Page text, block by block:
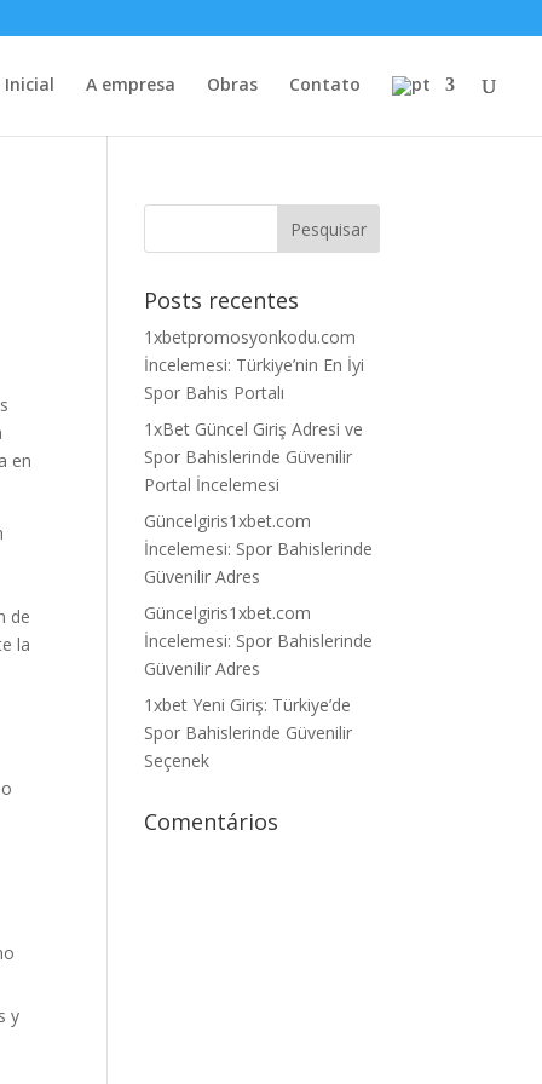
Inicial A empresa Obras Contato
en
de
la
y
Posts recentes
1xbetpromosyonkodu.com
İncelemesi: Türkiye’nin En İyi
Spor Bahis Portalı
1xBet Güncel Giriş Adresi ve
Spor Bahislerinde Güvenilir
Portal İncelemesi
Güncelgiris1xbet.com
İncelemesi: Spor Bahislerinde
Güvenilir Adres
Güncelgiris1xbet.com
İncelemesi: Spor Bahislerinde
Güvenilir Adres
1xbet Yeni Giriş: Türkiye’de
Spor Bahislerinde Güvenilir
Seçenek
Comentários